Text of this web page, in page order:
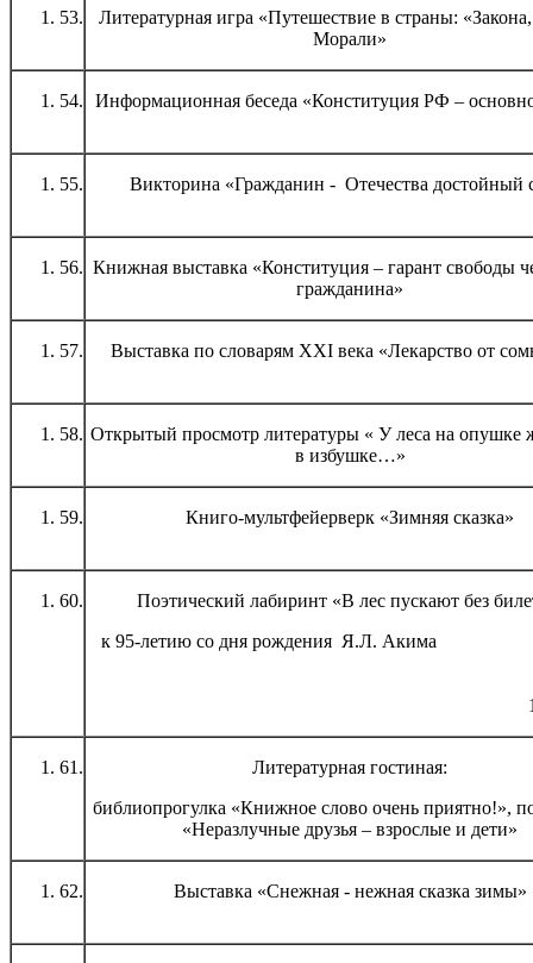
53.
Литературная игра «Путешествие в страны:
Морали»
54. Информационная беседа «Конституция РФ –
55. Викторина «Гражданин - Отечества достойный
56. Книжная выставка «Конституция – гарант свободы
гражданина»
57. Выставка по словарям XXI века «Лекарство от
58. Открытый просмотр литературы « У леса на опушке
в избушке…»
59. Книго-мультфейерверк «Зимняя сказка»
60.
Поэтический лабиринт «В лес пускают без
к 95-летию со дня рождения Я.Л.
61.
Литературная гостиная:
библиопрогулка «Книжное слово очень приятно!»,
«Неразлучные друзья – взрослые и дети»
62. Выставка «Снежная - нежная сказка зимы»